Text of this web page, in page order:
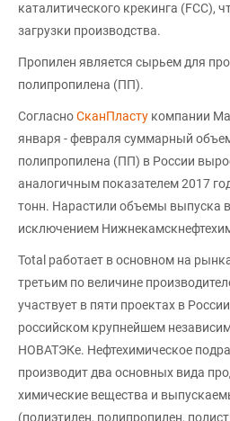
каталитического крекинга (FCC),
загрузки производства.
Пропилен является сырьем для
полипропилена (ПП).
СогласноСканПласту компании
января - февраля суммарный
полипропилена (ПП) в России
аналогичным показателем 2017
тонн. Нарастили объемы выпуска
исключением
Total работает в основном на
третьим по величине
участвует в пяти проектах в
российском крупнейшем
НОВАТЭКе. Нефтехимическое
производит два основных вида
химические вещества и
(полиэтилен, полипропилен,